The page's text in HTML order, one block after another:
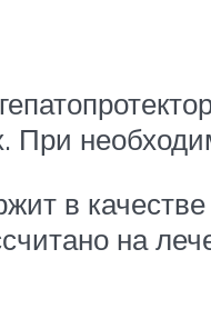
При
в
на